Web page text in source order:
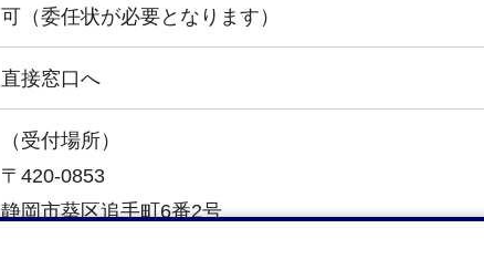
可（委任状が必要となります）
直接窓口へ
（受付場所）
〒420-0853
静岡市葵区追手町6番2号